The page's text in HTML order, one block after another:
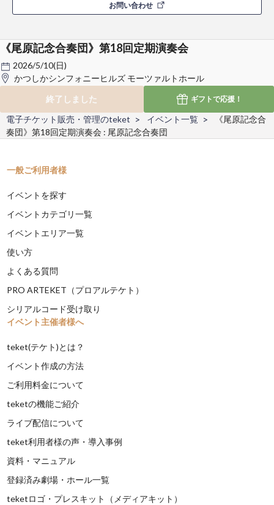
お問い合わせ
《尾原記念合奏団》第18回定期演奏会
2026/5/10(日)
かつしかシンフォニーヒルズ モーツァルトホール
終了しました
ギフトで応援！
電子チケット販売・管理のteket イベント一覧
《尾原記念合
奏団》第18回定期演奏会 : 尾原記念合奏団
一般ご利用者様
イベントを探す
イベントカテゴリ一覧
イベントエリア一覧
使い方
よくある質問
PRO ARTEKET（プロアルテケト）
シリアルコード受け取り
イベント主催者様へ
teket(テケト)とは？
イベント作成の方法
ご利用料金について
teketの機能ご紹介
ライブ配信について
teket利用者様の声・導入事例
資料・マニュアル
登録済み劇場・ホール一覧
teketロゴ・プレスキット（メディアキット）